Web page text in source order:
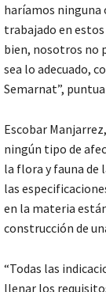
haríamos ninguna
trabajado en
bien, nosotros no
sea lo adecuado,
Semarnat”,
Escobar
ningún tipo de
la flora y fauna de
las
en la materia
construcción de
“Todas las
llenar los